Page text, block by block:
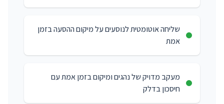
שליחה אוטומטית לנוסעים על מיקום ההסעה בזמן
אמת
מעקב מדויק של נהגים ומיקום בזמן אמת עם
חיסכון בדלק